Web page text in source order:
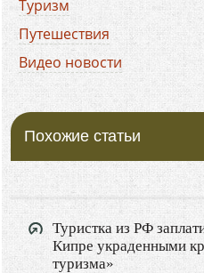
Туризм
Путешествия
Видео новости
Похожие статьи
Туристка из РФ
Кипре украденными
туризма»